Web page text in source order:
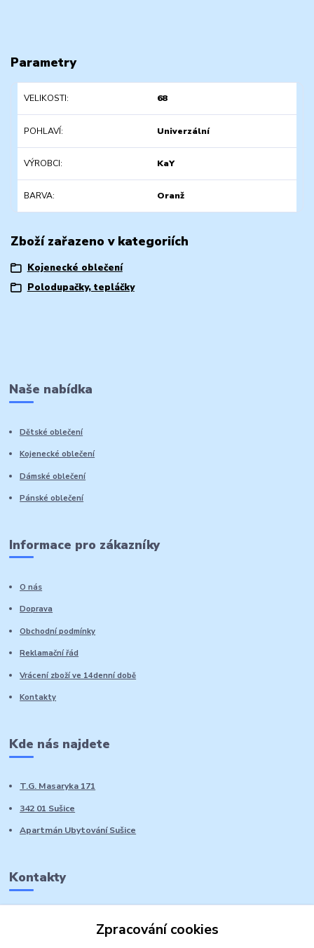
Parametry
VELIKOSTI 68
POHLAVÍ Univerzální
VÝROBCI KaY
BARVA Oranž
Zboží zařazeno v kategoriích
Kojenecké oblečení
Polodupačky, tepláčky
Naše nabídka
Dětské oblečení
Kojenecké oblečení
Dámské oblečení
Pánské oblečení
Informace pro zákazníky
O nás
Doprava
Obchodní podmínky
Reklamační řád
Vrácení zboží ve 14denní době
Kontakty
Kde nás najdete
T.G. Masaryka 171
342 01 Sušice
Apartmán Ubytování Sušice
Kontakty
Zpracování cookies